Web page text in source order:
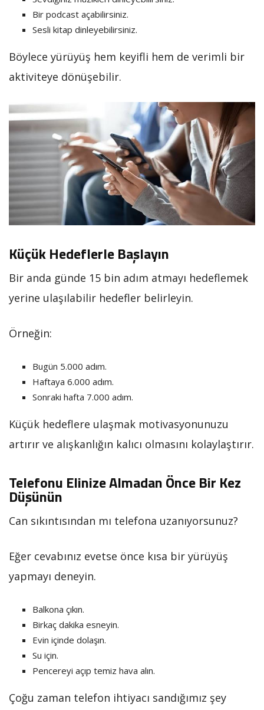
Bir podcast açabilirsiniz.
Sesli kitap dinleyebilirsiniz.
Böylece yürüyüş hem keyifli hem de verimli bir
aktiviteye dönüşebilir.
Küçük Hedeflerle Başlayın
Bir anda günde 15 bin adım atmayı hedeflemek
yerine ulaşılabilir hedefler belirleyin.
Örneğin:
Bugün 5.000 adım.
Haftaya 6.000 adım.
Sonraki hafta 7.000 adım.
Küçük hedeflere ulaşmak motivasyonunuzu
artırır ve alışkanlığın kalıcı olmasını kolaylaştırır.
Telefonu Elinize Almadan Önce Bir Kez
Düşünün
Can sıkıntısından mı telefona uzanıyorsunuz?
Eğer cevabınız evetse önce kısa bir yürüyüş
yapmayı deneyin.
Balkona çıkın.
Birkaç dakika esneyin.
Evin içinde dolaşın.
Su için.
Pencereyi açıp temiz hava alın.
Çoğu zaman telefon ihtiyacı sandığımız şey